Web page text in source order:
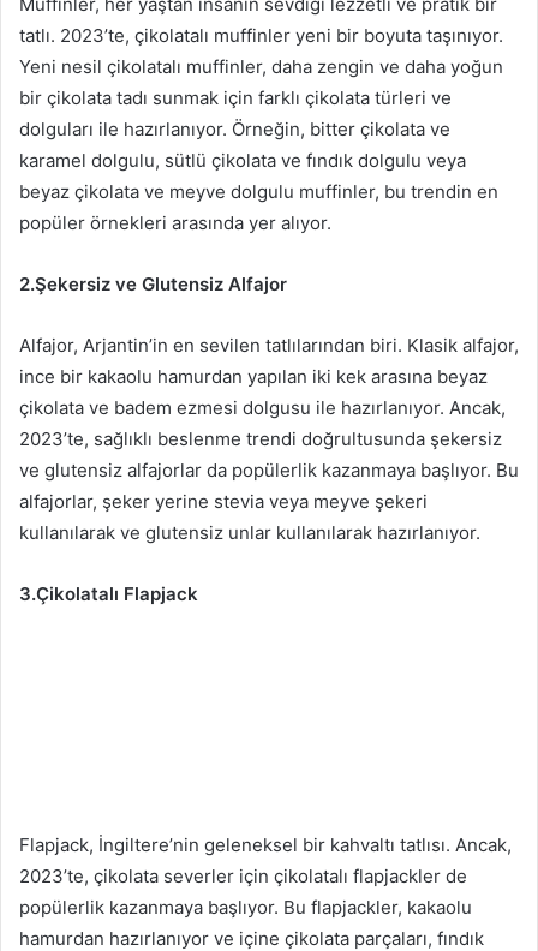
tatlı. 2023’te, çikolatalı muffinler yeni bir boyuta taşınıyor.
Yeni nesil çikolatalı muffinler, daha zengin ve daha yoğun
bir çikolata tadı sunmak için farklı çikolata türleri ve
dolguları ile hazırlanıyor. Örneğin, bitter çikolata ve
karamel dolgulu, sütlü çikolata ve fındık dolgulu veya
beyaz çikolata ve meyve dolgulu muffinler, bu trendin en
popüler örnekleri arasında yer alıyor.
2.Şekersiz ve Glutensiz Alfajor
Alfajor, Arjantin’in en sevilen tatlılarından biri. Klasik alfajor,
ince bir kakaolu hamurdan yapılan iki kek arasına beyaz
çikolata ve badem ezmesi dolgusu ile hazırlanıyor. Ancak,
2023’te, sağlıklı beslenme trendi doğrultusunda şekersiz
ve glutensiz alfajorlar da popülerlik kazanmaya başlıyor. Bu
alfajorlar, şeker yerine stevia veya meyve şekeri
kullanılarak ve glutensiz unlar kullanılarak hazırlanıyor.
3.Çikolatalı Flapjack
Flapjack, İngiltere’nin geleneksel bir kahvaltı tatlısı. Ancak,
2023’te, çikolata severler için çikolatalı flapjackler de
popülerlik kazanmaya başlıyor. Bu flapjackler, kakaolu
hamurdan hazırlanıyor ve içine çikolata parçaları, fındık